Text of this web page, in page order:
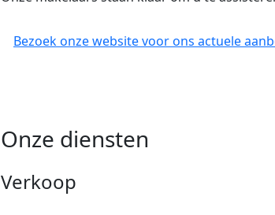
Bezoek onze website voor ons actuele
Onze diensten
Verkoop